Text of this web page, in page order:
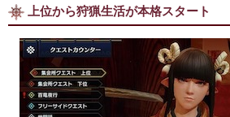
上位から狩猟生活が本格スタート